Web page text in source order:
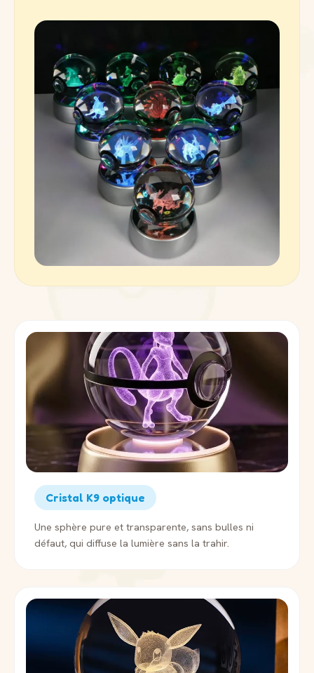
Cristal K9 optique
Une sphère pure et transparente, sans bulles ni
défaut, qui diffuse la lumière sans la trahir.